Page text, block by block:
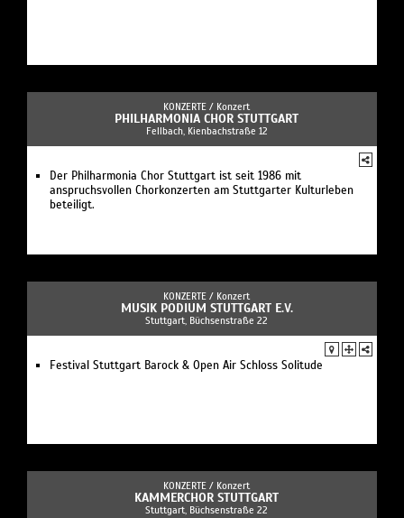
KONZERTE / Konzert
PHILHARMONIA CHOR STUTTGART
Fellbach, Kienbachstraße 12
Der Philharmonia Chor Stuttgart ist seit 1986 mit
anspruchsvollen Chorkonzerten am Stuttgarter Kulturleben
beteiligt.
KONZERTE / Konzert
MUSIK PODIUM STUTTGART E.V.
Stuttgart, Büchsenstraße 22
Festival Stuttgart Barock & Open Air Schloss Solitude
KONZERTE / Konzert
KAMMERCHOR STUTTGART
Stuttgart, Büchsenstraße 22